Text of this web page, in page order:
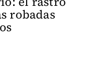
robadas